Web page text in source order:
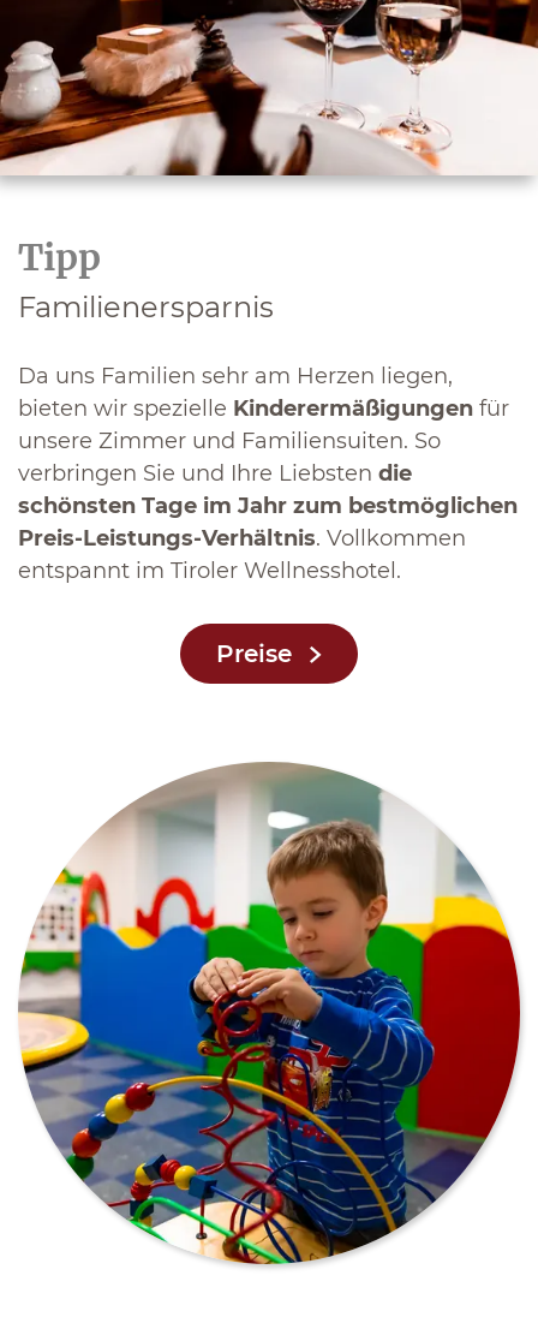
Tipp
Familienersparnis
Da uns Familien sehr am Herzen liegen,
bieten wir spezielle Kinderermäßigungen für
unsere Zimmer und Familiensuiten. So
verbringen Sie und Ihre Liebsten die
schönsten Tage im Jahr zum bestmöglichen
Preis-Leistungs-Verhältnis. Vollkommen
entspannt im Tiroler Wellnesshotel.
Preise